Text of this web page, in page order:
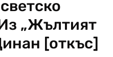
„Жълтият
[откъс]